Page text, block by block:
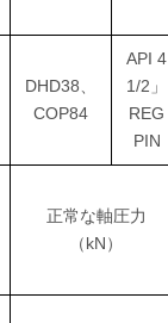
DHD38、
COP84
API 4
1/2」
REG
PIN
正常な軸圧力
（kN）